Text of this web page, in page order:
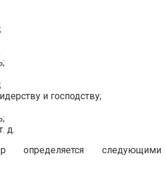
и господству;
д.
определяется следующими